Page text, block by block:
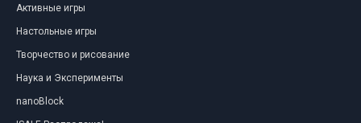
Активные игры
Настольные игры
Творчество и рисование
Наука и Эксперименты
nanoBlock